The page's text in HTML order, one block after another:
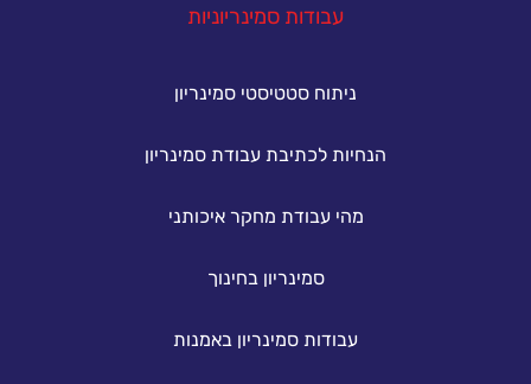
עבודות סמינריוניות
ניתוח סטטיסטי סמינריון
הנחיות לכתיבת עבודת סמינריון
מהי עבודת מחקר איכותני
סמינריון בחינוך
עבודות סמינריון באמנות